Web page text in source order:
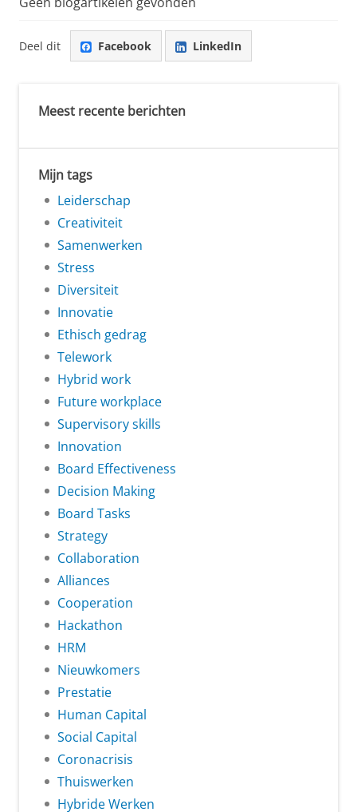
Deel dit Facebook LinkedIn
Meest recente berichten
Mijn tags
Leiderschap
Creativiteit
Samenwerken
Stress
Diversiteit
Innovatie
Ethisch gedrag
Telework
Hybrid work
Future workplace
Supervisory skills
Innovation
Board Effectiveness
Decision Making
Board Tasks
Strategy
Collaboration
Alliances
Cooperation
Hackathon
HRM
Nieuwkomers
Prestatie
Human Capital
Social Capital
Coronacrisis
Thuiswerken
Hybride Werken